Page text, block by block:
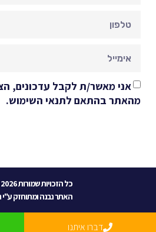
אני מאשר/ת לקבל עדכונים,
מהאתר בהתאם לתנאי השימוש.
כל הזכויות שמורות 2026 רום יסוד
האתר נבנה ומתוחזק ע"י
דברו איתנו